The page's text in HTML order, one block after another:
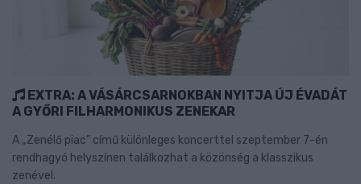
EXTRA: A VÁSÁRCSARNOKBAN NYITJA ÚJ ÉVADÁT
A GYŐRI FILHARMONIKUS ZENEKAR
A „Zenélő piac” című különleges koncerttel szeptember 7-én
rendhagyó helyszínen találkozhat a közönség a klasszikus
zenével.